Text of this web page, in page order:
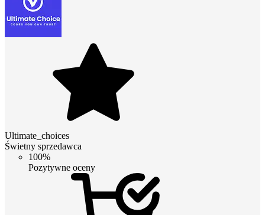
Ultimate_choices
Świetny sprzedawca
100%
Pozytywne oceny